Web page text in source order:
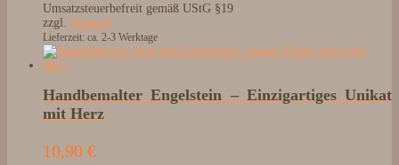
Umsatzsteuerbefreit gemäß UStG §19
zzgl. Versand
Lieferzeit: ca. 2-3 Werktage
Handbemalter Engelstein – Einzigartiges Unikat
mit Herz
10,90 €